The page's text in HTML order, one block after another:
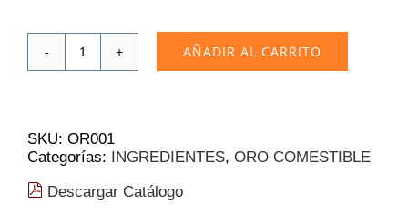
Hojas
de
(8
cm)
|
25
Unidades
AÑADIR AL CARRITO
SKU: OR001
Categorías: INGREDIENTES, ORO COMESTIBLE
Descargar Catálogo